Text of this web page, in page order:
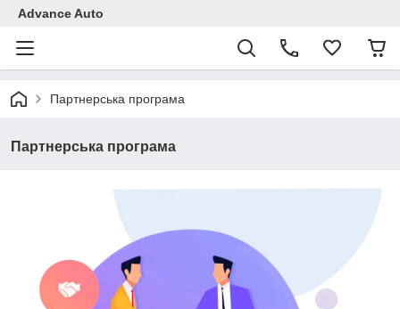
Advance Auto
Партнерська програма
Партнерська програма